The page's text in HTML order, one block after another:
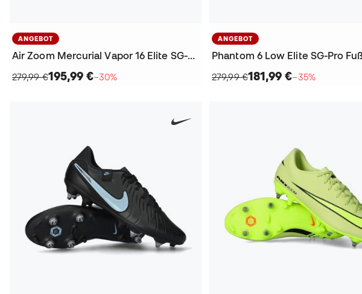
ANGEBOT
Air Zoom Mercurial Vapor 16 Elite SG-Pro Fußballschuhe
279,99 €195,99 €−30%
ANGEBOT
279,99 €181,99 €−35%